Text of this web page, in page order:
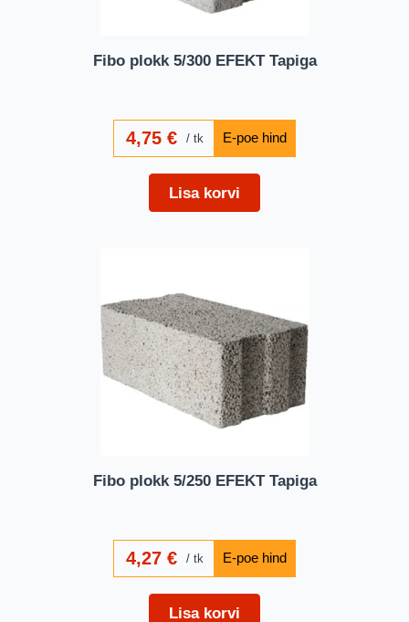
Fibo plokk 5/300 EFEKT Tapiga
4,75€ tk
Lisa korvi
Fibo plokk 5/250 EFEKT Tapiga
4,27€ tk
Lisa korvi